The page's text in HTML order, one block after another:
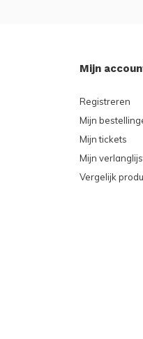
Mijn
Registreren
Mijn
Mijn tickets
Mijn
Vergelijk